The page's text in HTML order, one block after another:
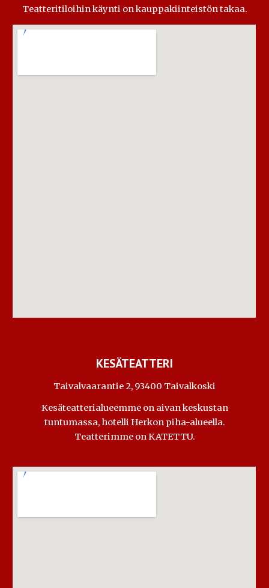
Teatteritiloihin käynti on kauppakiinteistön takaa.
KESÄTEATTERI
Taivalvaarantie 2, 93400 Taivalkoski
Kesäteatterialueemme on aivan keskustan
tuntumassa, hotelli Herkon piha-alueella.
Teatterimme on KATETTU.